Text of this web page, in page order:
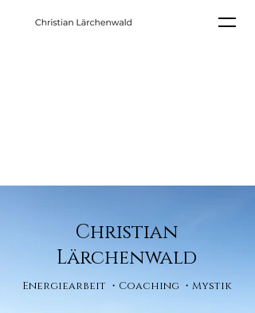
Christian
Lärchenwald
Energiearbeit ・Coaching ・Mystik